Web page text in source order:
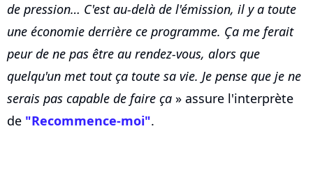
de pression… C'est au-delà de l'émission, il y a toute
une économie derrière ce programme. Ça me ferait
peur de ne pas être au rendez-vous, alors que
quelqu'un met tout ça toute sa vie. Je pense que je ne
serais pas capable de faire ça » assure l'interprète
de "Recommence-moi".